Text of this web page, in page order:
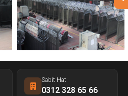
Sabit Hat
0312 328 65 66